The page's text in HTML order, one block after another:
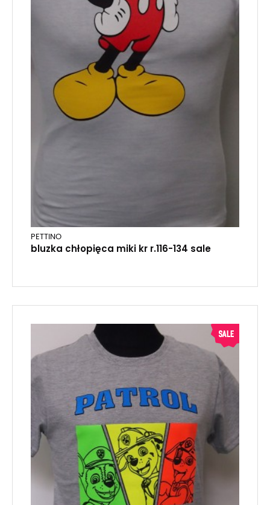
PETTINO
bluzka chłopięca miki kr r.116-134 sale